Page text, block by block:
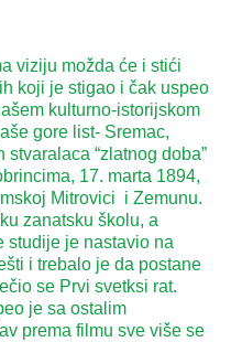
viziju možda će i stići
koji je stigao i čak uspeo
kulturno-istorijskom
gore list- Sremac,
“zlatnog doba”
17. marta 1894,
Mitrovici i Zemunu.
zanatsku školu, a
studije je nastavio na
i trebalo je da postane
se Prvi svetksi rat.
je sa ostalim
prema filmu sve više se